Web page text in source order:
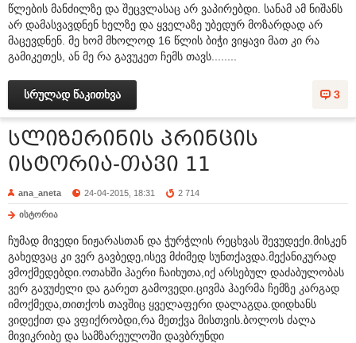
წლების მანძილზე და შეცვლასაც არ ვაპირებდი. სანამ ამ ნიშანს
არ დამასვავდნენ ხელზე და ყველაზე უბედურ მოზარდად არ
მაცევდნენ. მე ხომ მხოლოდ 16 წლის ბიჭი ვიყავი მათ კი რა
გამიკეთეს, ან მე რა გავუკეთ ჩემს თავს........
3
სრულად წაკითხვა
სლიზერინის პრინცის
ისტორია-თავი 11
ana_aneta 24-04-2015, 18:31 2 714
ისტორია
ჩუმად მივედი ნიჟარასთან და ჭურჭლის რეცხვას შევუდექი.მისკენ
გახედვაც კი ვერ გავბედე,ისევ მძიმედ სუნთქავდა.მექანიკურად
ვმოქმედებდი.ოთახში ჰაერი ჩაიხუთა,იქ არსებულ დაძაბულობას
ვერ გავუძელი და გარეთ გამოვედი.ცივმა ჰაერმა ჩემზე კარგად
იმოქმედა,თითქოს თავშიც ყველაფერი დალაგდა.დიდხანს
ვიდექით და ვფიქრობდი,რა მეთქვა მისთვის.ბოლოს ძალა
მივიკრიბე და სამზარეულოში დავბრუნდი